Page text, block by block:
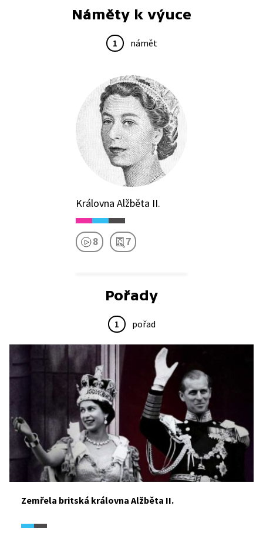
Náměty k výuce
1 námět
Královna Alžběta II.
8 7
Pořady
1 pořad
Zemřela britská královna Alžběta II.